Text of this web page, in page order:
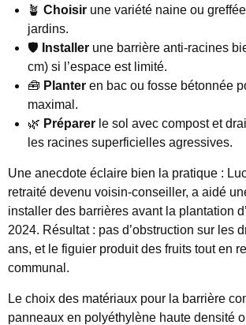
🪴 Choisir une variété naine ou
jardins.
🛡️ Installer une barrière anti-racines
cm) si l’espace est limité.
🧰 Planter en bac ou fosse bétonnée
maximal.
🌿 Préparer le sol avec compost et
les racines superficielles agressives.
Une anecdote éclaire bien la pratique :
retraité devenu voisin-conseiller, a aidé
installer des barrières avant la plantation
2024. Résultat : pas d’obstruction sur les
ans, et le figuier produit des fruits tout en
communal.
Le choix des matériaux pour la barrière
panneaux en polyéthylène haute densité